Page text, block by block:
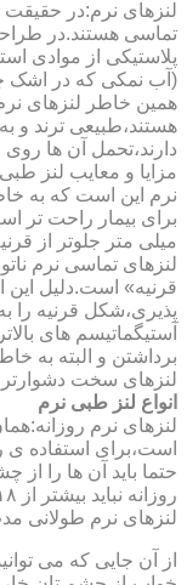
لنزهای نرم:در
تماسی هستند.در
پلاستیکی از موادی
(آب نمکی که در اشک
همین خاطر لنزهای
هستند،طبیعی ترند و
دارند،تحمل آن ها
مزایا و معایب لنز
نرم این است که به
برای بیمار راحت تر
میلی متر جلوتر از
لنزهای تماسی نرم
قرنیه» است.دلیل
پذیری،شکل قرنیه را
آستیگماتیسم های
برداشتن و البته به
لنزهای سخت
انواع لنز طبی نرم
لنزهای نرم
است،برای استفاده
حتما باید آن ها را از
روزانه نباید بیشتر از ۱۸ ساعت در طول روز استفاده کنید.
لنزهای نرم طولانی
از آن جایی که می